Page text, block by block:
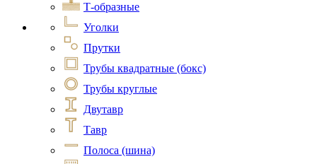
Т-образные
Уголки
Прутки
Трубы квадратные (бокс)
Трубы круглые
Двутавр
Тавр
Полоса (шина)